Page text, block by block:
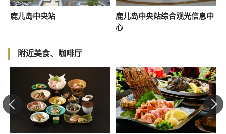
鹿儿岛中央站
鹿儿岛中央站综合观光信息中
心
附近美食、咖啡厅